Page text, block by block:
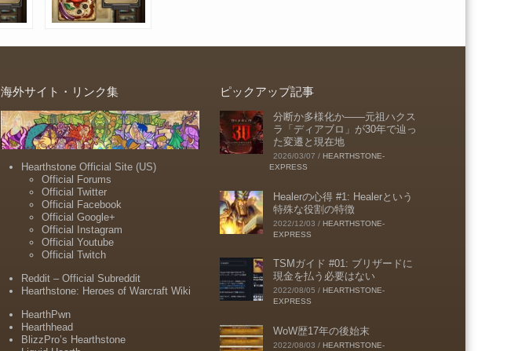
海外サイト・リンク集
Hearthstone Official Site (US)
Official Forums
Official Twitter
Official Facebook
Official Google+
Official Instagram
Official Youtube
Official Twitch
Reddit – Official Subreddit
Hearthstone: Heroes of Warcraft Wiki
HearthPwn
Hearthhead
BlizzPro’s Hearthstone
ピックアップ記事
分断か多様化か――元祖ハクス
ラ「ディアブロ」が30年で辿っ
た変遷と現在地
2026/03/07 / HEARTHSTONE-
EXPRESS
Healerの心得 #1: Healerという
特殊な役割の特徴
2022/12/03 / HEARTHSTONE-
EXPRESS
TSMガイド #01: ブリザードに
現金を払う必要はない
2022/08/05 / HEARTHSTONE-
EXPRESS
WoW歴17年の後始末
2022/08/03 / HEARTHSTONE-